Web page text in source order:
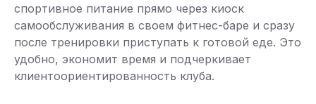
спортивное питание прямо через киоск
самообслуживания в своем фитнес-баре и сразу
после тренировки приступать к готовой еде. Это
удобно, экономит время и подчеркивает
клиентоориентированность клуба.